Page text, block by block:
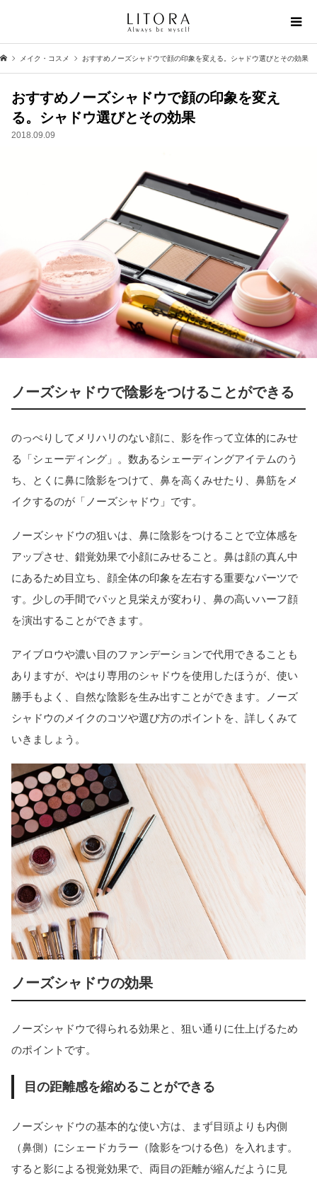
メイク・コスメ おすすめノーズシャドウで顔の印象を変える。シャドウ選びとその効果
おすすめノーズシャドウで顔の印象を変え
る。シャドウ選びとその効果
2018.09.09
ノーズシャドウで陰影をつけることができる
のっぺりしてメリハリのない顔に、影を作って立体的にみせ
る「シェーディング」。数あるシェーディングアイテムのう
ち、とくに鼻に陰影をつけて、鼻を高くみせたり、鼻筋をメ
イクするのが「ノーズシャドウ」です。
ノーズシャドウの狙いは、鼻に陰影をつけることで立体感を
アップさせ、錯覚効果で小顔にみせること。鼻は顔の真ん中
にあるため目立ち、顔全体の印象を左右する重要なパーツで
す。少しの手間でパッと見栄えが変わり、鼻の高いハーフ顔
を演出することができます。
アイブロウや濃い目のファンデーションで代用できることも
ありますが、やはり専用のシャドウを使用したほうが、使い
勝手もよく、自然な陰影を生み出すことができます。ノーズ
シャドウのメイクのコツや選び方のポイントを、詳しくみて
いきましょう。
ノーズシャドウの効果
ノーズシャドウで得られる効果と、狙い通りに仕上げるため
のポイントです。
目の距離感を縮めることができる
ノーズシャドウの基本的な使い方は、まず目頭よりも内側
（鼻側）にシェードカラー（陰影をつける色）を入れます。
すると影による視覚効果で、両目の距離が縮んだように見